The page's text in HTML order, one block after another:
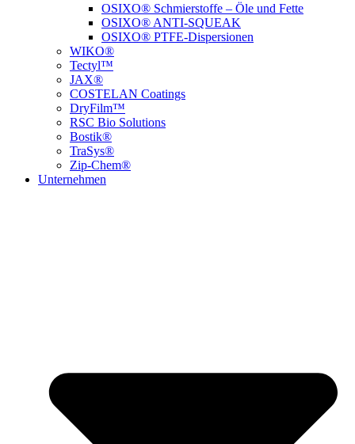
OSIXO® Schmierstoffe – Öle und Fette
OSIXO® ANTI-SQUEAK
OSIXO® PTFE-Dispersionen
WIKO®
Tectyl™
JAX®
COSTELAN Coatings
DryFilm™
RSC Bio Solutions
Bostik®
TraSys®
Zip-Chem®
Unternehmen